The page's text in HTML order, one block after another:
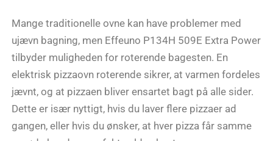
Mange traditionelle ovne kan have problemer med
ujævn bagning, men Effeuno P134H 509E Extra Power
tilbyder muligheden for roterende bagesten. En
elektrisk pizzaovn roterende sikrer, at varmen fordeles
jævnt, og at pizzaen bliver ensartet bagt på alle sider.
Dette er især nyttigt, hvis du laver flere pizzaer ad
gangen, eller hvis du ønsker, at hver pizza får samme